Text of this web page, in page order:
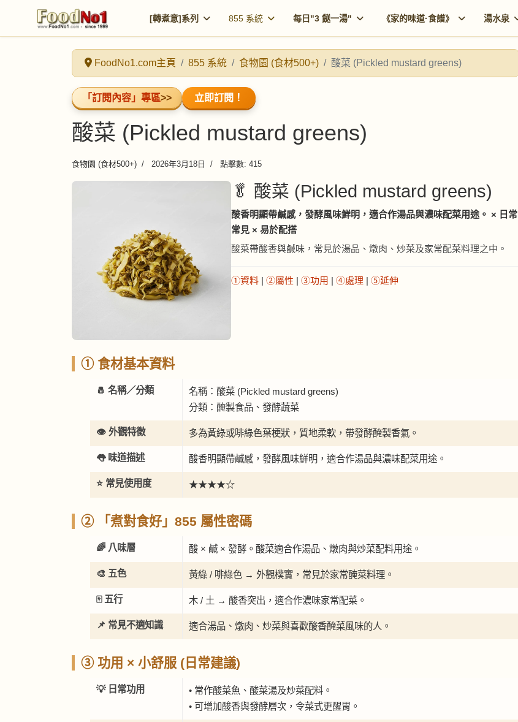
[轉煮意]系列 855 系統 每日"3 餸一湯" 《家的味道·食譜》 湯水泉
FoodNo1.com主頁 855 系統 食物園 (食材500+) 酸菜 (Pickled mustard greens)
「訂閱內容」專區>> 立即訂閱！
酸菜 (Pickled mustard greens)
食物園 (食材500+) 2026年3月18日 點擊數: 415
🥬 酸菜 (Pickled mustard greens)
酸香明顯帶鹹感，發酵風味鮮明，適合作湯品與濃味配菜用途。 × 日常
常見 × 易於配搭
酸菜帶酸香與鹹味，常見於湯品、燉肉、炒菜及家常配菜料理之中。
①資料 | ②屬性 | ③功用 | ④處理 | ⑤延伸
① 食材基本資料
🧂 名稱／分類
名稱：酸菜 (Pickled mustard greens)
分類：醃製食品、發酵蔬菜
👁️ 外觀特徵 多為黃綠或啡綠色葉梗狀，質地柔軟，帶發酵醃製香氣。
👅 味道描述 酸香明顯帶鹹感，發酵風味鮮明，適合作湯品與濃味配菜用途。
⭐ 常見使用度 ★★★★☆
② 「煮對食好」855 屬性密碼
🌈 八味層 酸 × 鹹 × 發酵。酸菜適合作湯品、燉肉與炒菜配料用途。
🎨 五色 黃綠 / 啡綠色 → 外觀樸實，常見於家常醃菜料理。
🀄 五行 木 / 土 → 酸香突出，適合作濃味家常配菜。
📌 常見不適知識 適合湯品、燉肉、炒菜與喜歡酸香醃菜風味的人。
③ 功用 × 小舒服 (日常建議)
💡 日常功用
• 常作酸菜魚、酸菜湯及炒菜配料。
• 可增加酸香與發酵層次，令菜式更醒胃。